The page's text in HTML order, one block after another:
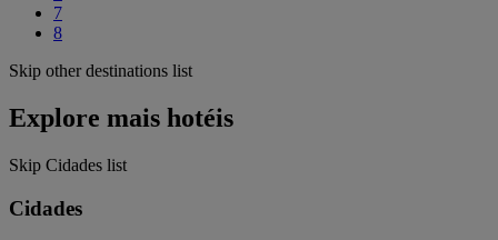
7
8
Skip other destinations list
Explore mais hotéis
Skip Cidades list
Cidades